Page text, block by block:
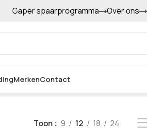
winkelGaper spaarprogramma Over ons
MerkenContact
Toon 9 12 18 24